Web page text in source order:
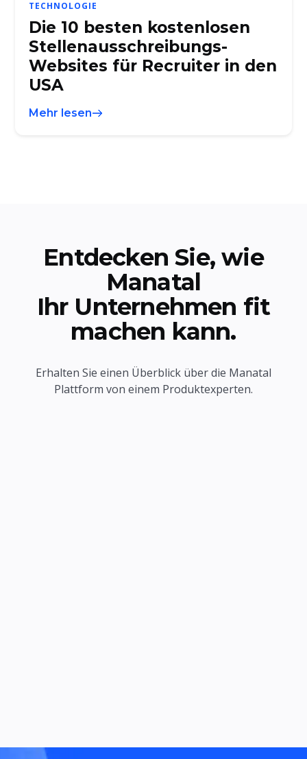
TECHNOLOGIE
Die 10 besten kostenlosen
Stellenausschreibungs-
Websites für Recruiter in den
USA
Mehr lesen
Entdecken Sie, wie
Manatal
Ihr Unternehmen fit
machen kann.
Erhalten Sie einen Überblick über die Manatal
Plattform von einem Produktexperten.